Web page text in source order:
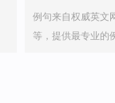
例句来自权威英文
等，提供最专业的